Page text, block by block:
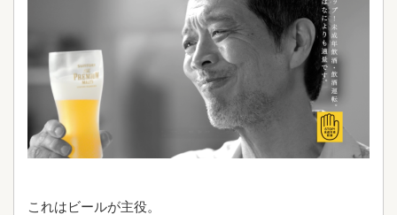
これはビールが主役。